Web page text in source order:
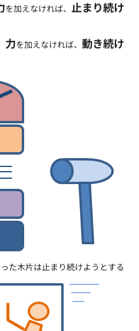
を加えなければ、 止まり続け
力を加えなければ、 動き続け
た木片は止まり続けようとする